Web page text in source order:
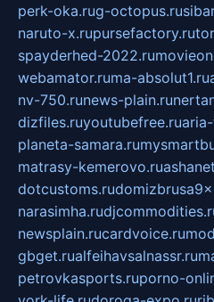
perk-oka.rug-octopus.ru
naruto-x.rupursefactory.ru
spayderhed-2022.ru
webamator.ruma-absolut1.ru
nv-750.runews-plain.ru
dizfiles.ruyoutubefree.ru
planeta-samara.ru
matrasy-kemerovo.ru
dotcustoms.ru
narasimha.ru
newsplain.rucardvoice.ru
gbget.rualfeihavsalnassr.ru
petrovkasports.ruporno-